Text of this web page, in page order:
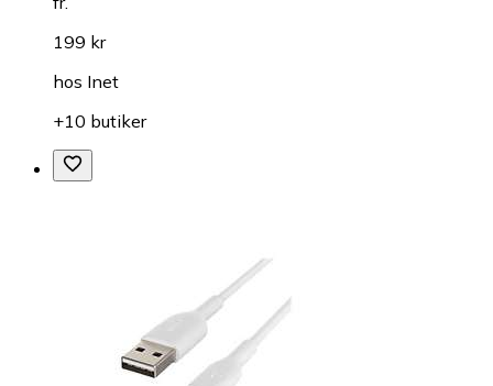
199 kr
hos Inet
+10 butiker